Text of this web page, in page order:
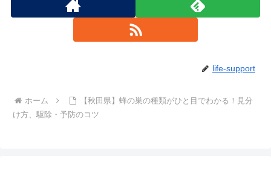
life-support
ホーム
【秋田県】蜂の巣の種類がひと目でわかる！見分
け方、駆除・予防のコツ